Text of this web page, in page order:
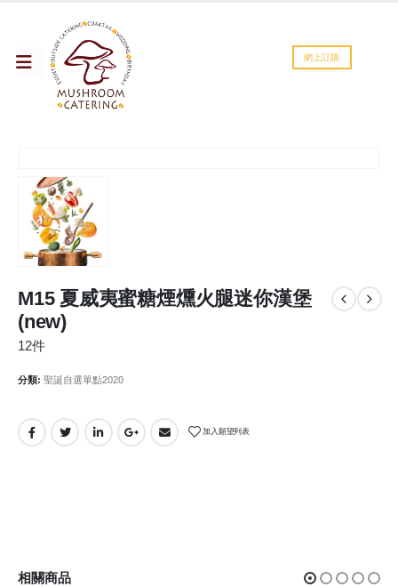
網上訂購
M15 夏威夷蜜糖煙燻火腿迷你漢堡
(new)
12件
分類: 聖誕自選單點2020
加入願望列表
相關商品